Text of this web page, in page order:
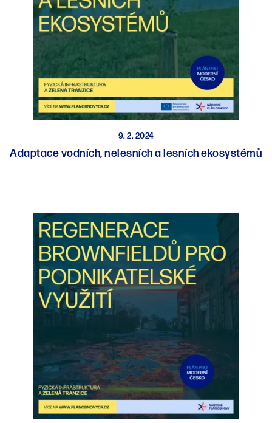
9. 2. 2024
Adaptace vodních, nelesních a lesních ekosystémů